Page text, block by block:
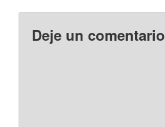
Deje un comentario